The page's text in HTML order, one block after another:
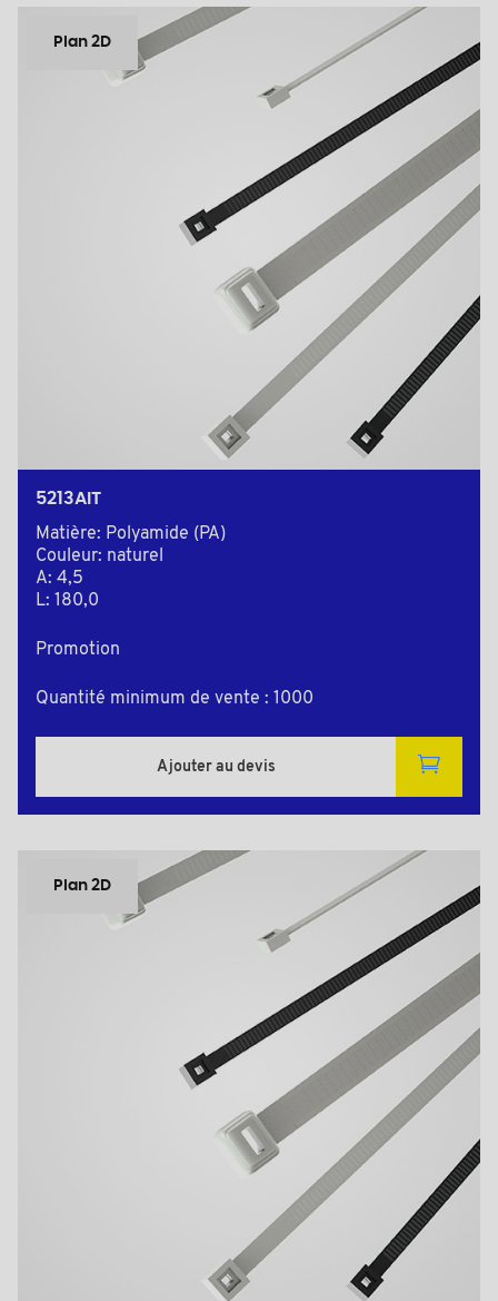
Plan 2D
5213AIT
Matière: Polyamide (PA)
Couleur: naturel
A: 4,5
L: 180,0
Promotion
Quantité minimum de vente : 1000
Ajouter au devis
Plan 2D